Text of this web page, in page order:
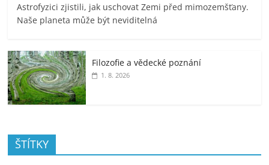
Astrofyzici zjistili, jak uschovat Zemi před mimozemšťany.
Naše planeta může být neviditelná
Filozofie a vědecké poznání
1. 8. 2026
ŠTÍTKY